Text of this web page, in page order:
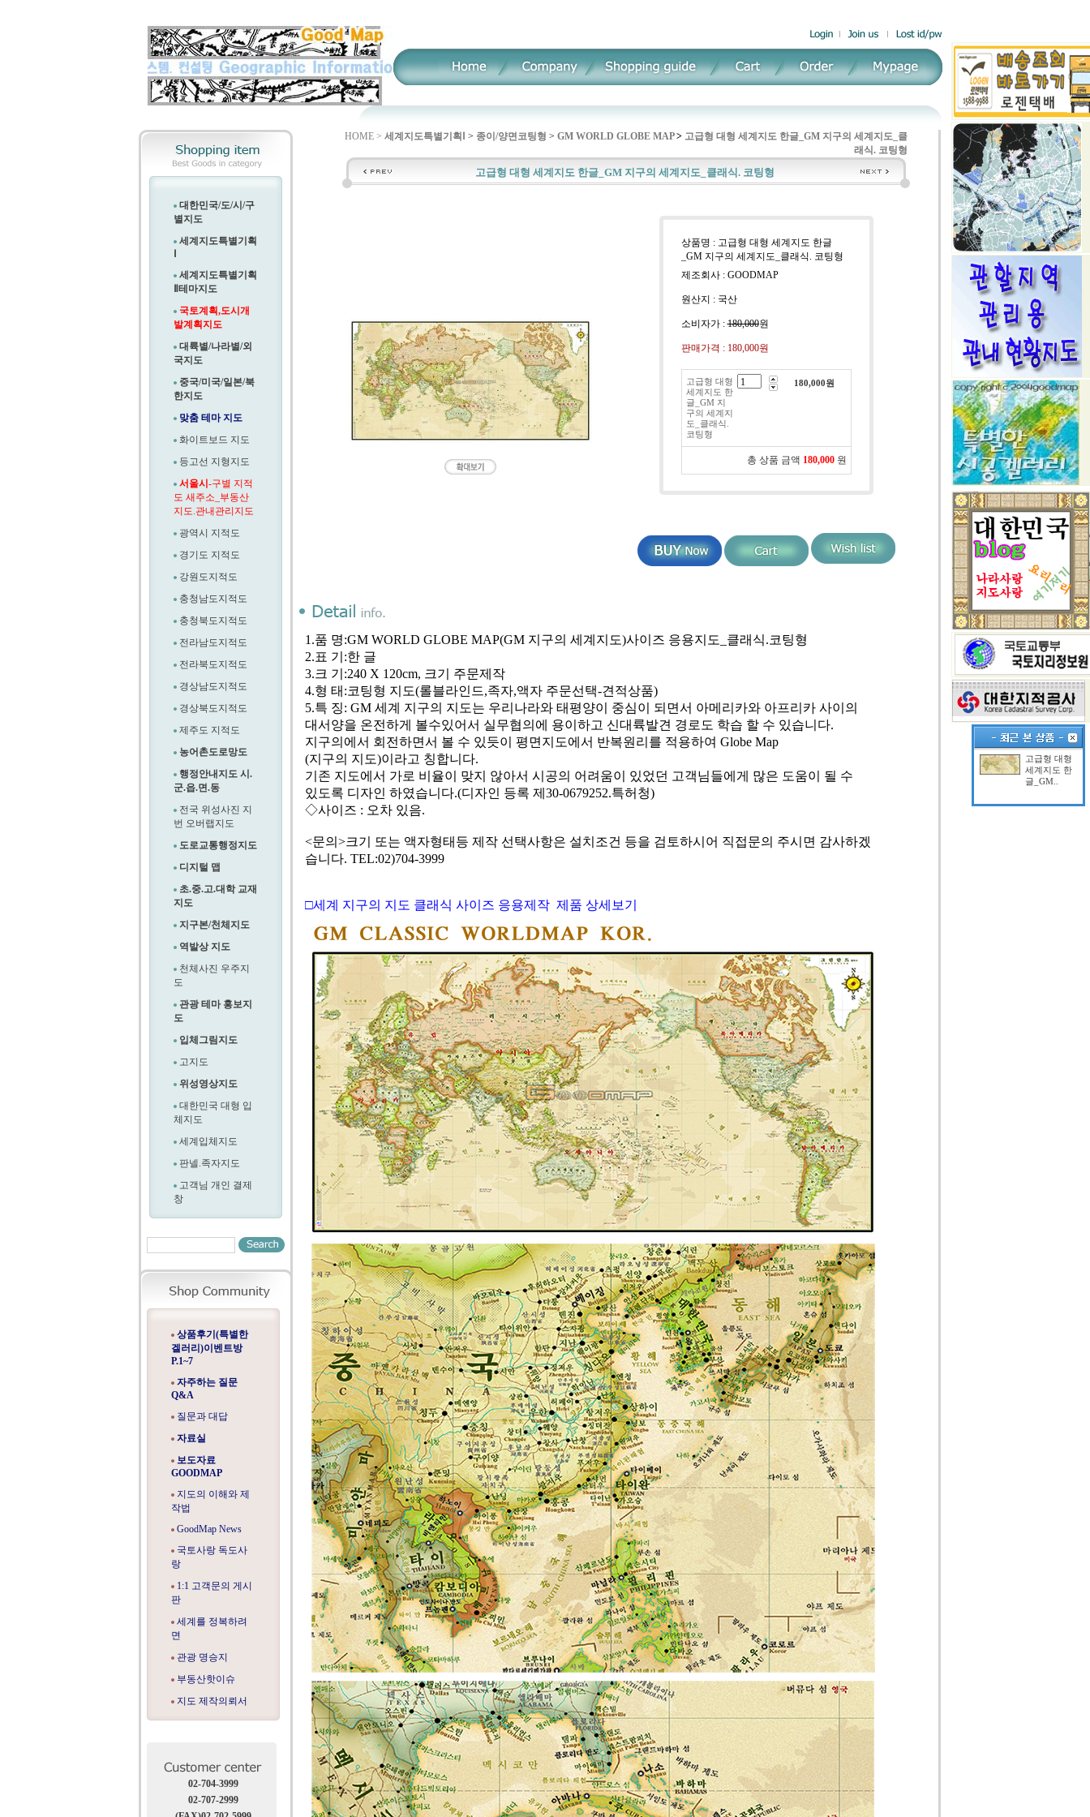
대한민국/도/시/구
별지도
세계지도특별기획
세계지도특별기획
테마지도
국토계획,도시개
발계획지도
대륙별/나라별/외
국지도
중국/미국/일본/북
한지도
맞춤 테마 지도
화이트보드 지도
등고선 지형지도
서울시 -구별 지적
도 새주소_부동산
지도.관내관리지도
광역시 지적도
경기도 지적도
강원도지적도
충청남도지적도
충청북도지적도
전라남도지적도
전라북도지적도
경상남도지적도
경상북도지적도
제주도 지적도
농어촌도로망도
행정안내지도 시.
군.읍.면.동
전국 위성사진 지
번 오버랩지도
도로교통행정지도
디지털 맵
초.중.고.대학 교재
지도
지구본/천체지도
역발상 지도
천체사진 우주지
도
관광 테마 홍보지
도
입체그림지도
고지도
위성영상지도
대한민국 대형 입
체지도
세계입체지도
판넬.족자지도
고객님 개인 결제
창
상품후기(특별한
겔러리)이벤트방
P.1~7
자주하는 질문
Q&A
질문과 대답
자료실
보도자료
GOODMAP
지도의 이해와 제
작법
GoodMap News
국토사랑 독도사
랑
1:1 고객문의 게시
판
세계를 정복하려
면
관광 명승지
부동산핫이슈
지도 제작의뢰서
02-704-3999
02-707-2999
HOME > 세계지도특별기획Ⅰ > 종이/양면코팅형 > GM WORLD GLOBE MAP > 고급형 대형 세계지도 한글_GM 지구의 세계지도_클
래식. 코팅형
고급형 대형 세계지도 한글_GM 지구의 세계지도_클래식. 코팅형
상품명 : 고급형 대형 세계지도 한글
_GM 지구의 세계지도_클래식. 코팅형
제조회사 : GOODMAP
원산지 : 국산
소비자가 :180,000원
판매가격 : 180,000원
고급형 대형
세계지도 한
글_GM 지
구의 세계지
도_클래식.
코팅형
180,000원
총 상품 금액 180,000 원
1.품 명:GM WORLD GLOBE MAP(GM 지구의 세계지도)사이즈 응용지도_클래식.코팅형
2.표 기:한 글
3.크 기:240 X 120cm, 크기 주문제작
4.형 태:코팅형 지도(롤블라인드,족자,액자 주문선택-견적상품)
5.특 징: GM 세계 지구의 지도는 우리나라와 태평양이 중심이 되면서 아메리카와 아프리카 사이의
대서양을 온전하게 볼수있어서 실무협의에 용이하고 신대륙발견 경로도 학습 할 수 있습니다.
지구의에서 회전하면서 볼 수 있듯이 평면지도에서 반복원리를 적용하여 Globe Map
(지구의 지도)이라고 칭합니다.
기존 지도에서 가로 비율이 맞지 않아서 시공의 어려움이 있었던 고객님들에게 많은 도움이 될 수
있도록 디자인 하였습니다.(디자인 등록 제30-0679252.특허청)
◇사이즈 : 오차 있음.
<문의>크기 또는 액자형태등 제작 선택사항은 설치조건 등을 검토하시어 직접문의 주시면 감사하겠
습니다. TEL:02)704-3999
□세계 지구의 지도 클래식 사이즈 응용제작 제품 상세보기
고급형 대형
세계지도 한
글_GM..